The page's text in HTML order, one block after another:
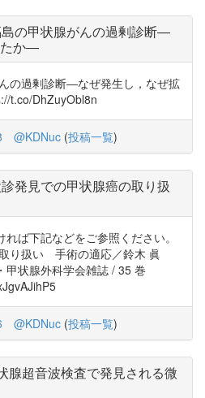
の甲状腺がんの過剰診断―
たか―
の過剰診断―なぜ発生し，なぜ拡
t.co/DhZuyObl8n
@KDNuc (投稿一覧)
発見での甲状腺癌の取り扱
ば下記などをご参照ください。
り扱い 手術の適応／鈴木 眞
甲状腺外科学会雑誌 / 35 巻
@KDNuc (投稿一覧)
腺超音波検査で発見される微